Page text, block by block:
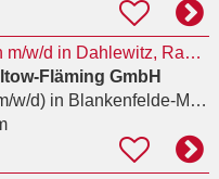
Rettungssanitäter/in m/w/d in Dahlewitz, Rangsdorf und Zossen gesucht
Fläming GmbH
w/d)in Blankenfelde-Mahlow